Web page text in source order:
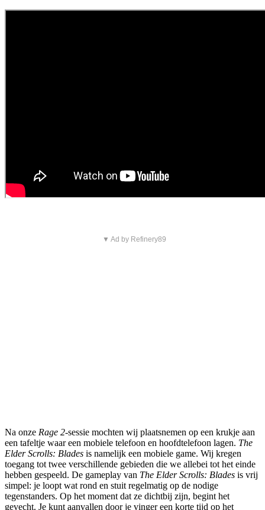
▼ Ad by Refinery89
Na onze Rage 2-sessie mochten wij plaatsnemen op een krukje aan
een tafeltje waar een mobiele telefoon en hoofdtelefoon lagen. The
Elder Scrolls: Blades is namelijk een mobiele game. Wij kregen
toegang tot twee verschillende gebieden die we allebei tot het einde
hebben gespeeld. De gameplay van The Elder Scrolls: Blades is vrij
simpel: je loopt wat rond en stuit regelmatig op de nodige
tegenstanders. Op het moment dat ze dichtbij zijn, begint het
gevecht. Je kunt aanvallen door je vinger een korte tijd op het